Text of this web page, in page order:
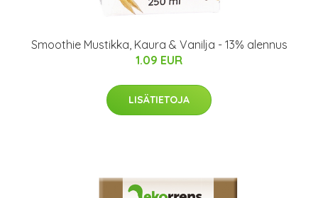
Smoothie Mustikka, Kaura & Vanilja - 13% alennus
1.09 EUR
LISÄTIETOJA